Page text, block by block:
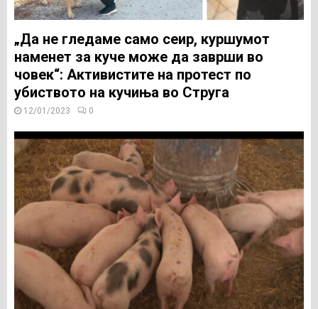
„Да не гледаме само сеир, куршумот
наменет за куче може да заврши во
човек“: Активистите на протест по
убиството на кучиња во Струга
12/01/2023 0